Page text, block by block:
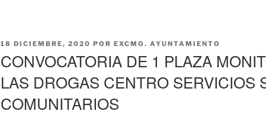
PUBLICADO
18 DICIEMBRE, 2020 POR EXCMO. AYUNTAMIENTO
CONVOCATORIA DE 1 PLAZA
LAS DROGAS CENTRO SERVICIOS
COMUNITARIOS